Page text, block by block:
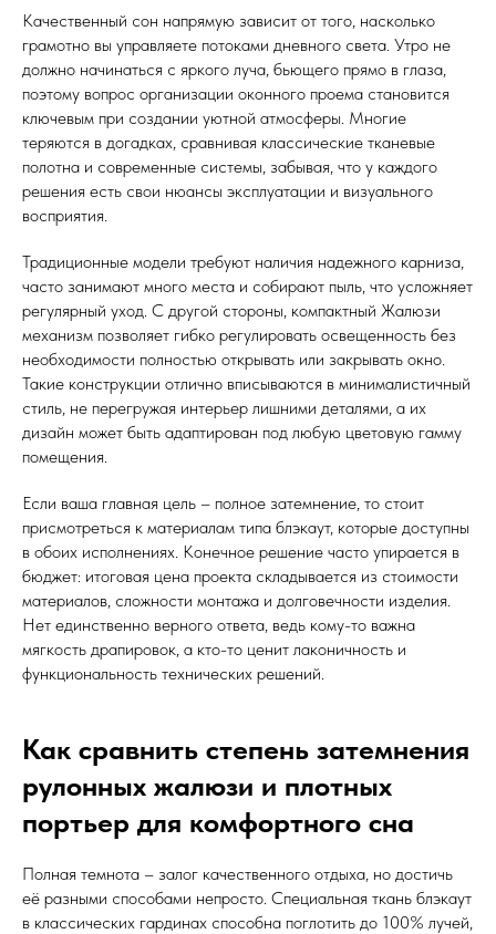
Качественный сон напрямую зависит от того, насколько
грамотно вы управляете потоками дневного света. Утро не
должно начинаться с яркого луча, бьющего прямо в глаза,
поэтому вопрос организации оконного проема становится
ключевым при создании уютной атмосферы. Многие
теряются в догадках, сравнивая классические тканевые
полотна и современные системы, забывая, что у каждого
решения есть свои нюансы эксплуатации и визуального
восприятия.
Традиционные модели требуют наличия надежного карниза,
часто занимают много места и собирают пыль, что усложняет
регулярный уход. С другой стороны, компактный Жалюзи
механизм позволяет гибко регулировать освещенность без
необходимости полностью открывать или закрывать окно.
Такие конструкции отлично вписываются в минималистичный
стиль, не перегружая интерьер лишними деталями, а их
дизайн может быть адаптирован под любую цветовую гамму
помещения.
Если ваша главная цель – полное затемнение, то стоит
присмотреться к материалам типа блэкаут, которые доступны
в обоих исполнениях. Конечное решение часто упирается в
бюджет: итоговая цена проекта складывается из стоимости
материалов, сложности монтажа и долговечности изделия.
Нет единственно верного ответа, ведь кому-то важна
мягкость драпировок, а кто-то ценит лаконичность и
функциональность технических решений.
Как сравнить степень затемнения
рулонных жалюзи и плотных
портьер для комфортного сна
Полная темнота – залог качественного отдыха, но достичь
её разными способами непросто. Специальная ткань блэкаут
в классических гардинах способна поглотить до 100% лучей,